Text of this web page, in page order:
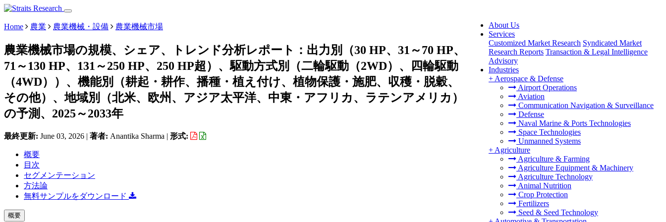
About Us
Services
Customized Market Research Syndicated Market
Research Reports Transaction & Legal Intelligence
Advisory
Industries
+ Aerospace & Defense
Airport Operations
Aviation
Communication Navigation & Surveillance
Defense
Naval Marine & Ports Technologies
Space Technologies
Unmanned Systems
+ Agriculture
Agriculture & Farming
Agriculture Equipment & Machinery
Agriculture Technology
Animal Nutrition
Crop Protection
Fertilizers
Seed & Seed Technology
Home 農業 農業機械・設備 農業機械市場
農業機械市場の規模、シェア、トレンド分析レポート：出力別（30 HP、31～70 HP、
71～130 HP、131～250 HP、250 HP超）、駆動方式別（二輪駆動（2WD）、四輪駆動
（4WD））、機能別（耕起・耕作、播種・植え付け、植物保護・施肥、収穫・脱穀、
その他）、地域別（北米、欧州、アジア太平洋、中東・アフリカ、ラテンアメリカ）
の予測、2025～2033年
最終更新: June 03, 2026 | 著者: Anantika Sharma | 形式:
概要
目次
セグメンテーション
方法論
無料サンプルをダウンロード
概要